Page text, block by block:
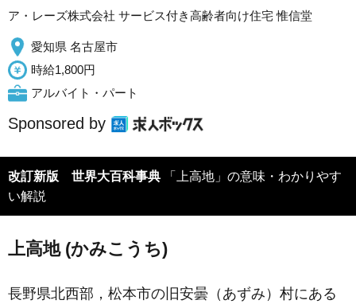
ア・レーズ株式会社 サービス付き高齢者向け住宅 惟信堂
愛知県 名古屋市
時給1,800円
アルバイト・パート
Sponsored by
改訂新版 世界大百科事典
い解説
上高地 (かみこうち)
長野県北西部，松本市の旧安曇（あずみ）村にある